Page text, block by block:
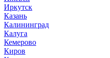
Иркутск
Казань
Калининград
Калуга
Кемерово
Киров